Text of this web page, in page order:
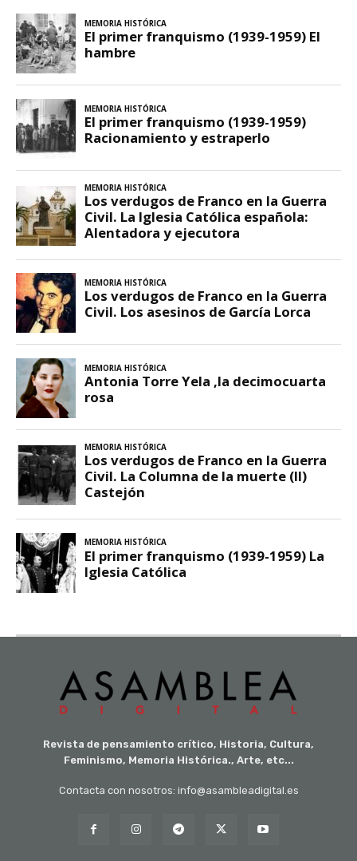
Revista de pensamiento crítico, Historia, Cultura,
Feminismo, Memoria Histórica., Arte, etc...
Contacta con nosotros: info@asambleadigital.es